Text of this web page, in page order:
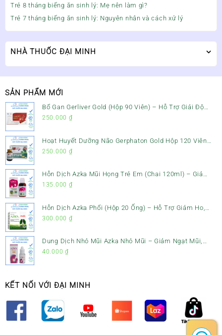
Trẻ 8 tháng biếng ăn sinh lý: Mẹ nên làm gì?
Trẻ 7 tháng biếng ăn sinh lý: Nguyên nhân và cách xử lý
NHÀ THUỐC ĐẠI MINH
SẢN PHẨM MỚI
Bổ Gan Gerliver Gold (Hộp 90 Viên) – Hỗ Trợ Giải Độc
Gan, Mát Gan & Bảo Vệ Gan
250.000 ₫
Hoạt Huyết Dưỡng Não Gerphaton Gold Hộp 120 Viên
– Giảm Đau Đầu, Hoa Mắt, Chóng Mặt & Rối Loạn Tiền
250.000 ₫
Hỗn Dịch Azka Mũi Họng Trẻ Em (Chai 120ml) – Giảm
Ho, Tiêu Đờm & Đau Rát Họng
135.000 ₫
Hỗn Dịch Azka Phổi (Hộp 20 Ống) – Hỗ Trợ Giảm Ho,
Tiêu Đờm & Bổ Phổi
300.000 ₫
Dung Dịch Nhỏ Mũi Azka Nhỏ Mũi – Giảm Ngạt Mũi,
Sổ Mũi Cho Trẻ Sơ Sinh
40.000 ₫
KẾT NỐI VỚI ĐẠI MINH